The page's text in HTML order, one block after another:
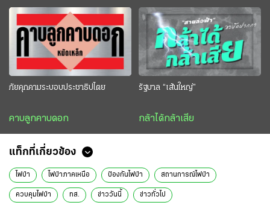
ภัยคุกคามระบอบประชาธิปไตย
คาบลูกคาบดอก
รัฐบาล “เส้นใหญ่”
กล้าได้กล้าเสีย
แท็กที่เกี่ยวข้อง
ไฟป่า ไฟป่าภาคเหนือ ป้องกันไฟป่า สถานการณ์ไฟป่า
ควบคุมไฟป่า ทส. ข่าววันนี้ ข่าวทั่วไป